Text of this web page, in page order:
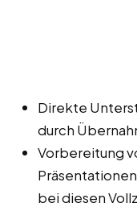
Direkte
durch
Vorbereitung
bei diesen